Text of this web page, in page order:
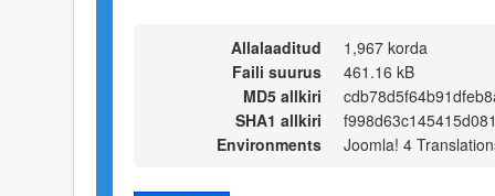
Allalaaditud
1,967 korda
Faili suurus
461.16 kB
MD5 allkiri
SHA1 allkiri
Environments
Joomla! 4